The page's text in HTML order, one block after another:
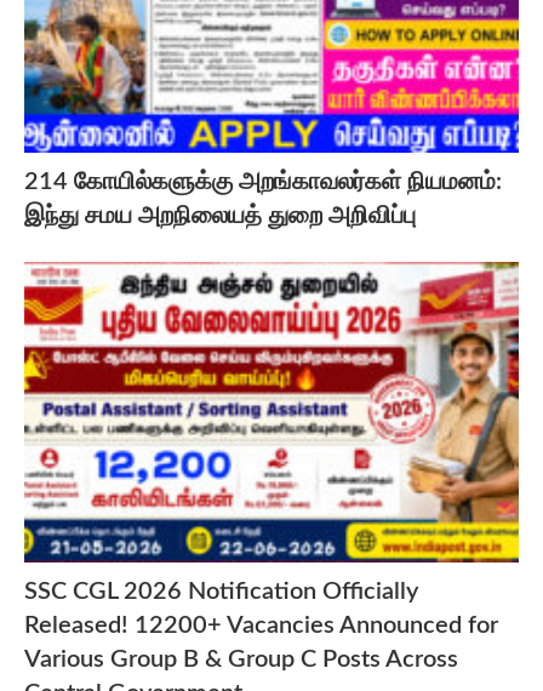
214 கோயில்களுக்கு அறங்காவலர்கள் நியமனம்:
இந்து சமய அறநிலையத் துறை அறிவிப்பு
SSC CGL 2026 Notification Officially
Released! 12200+ Vacancies Announced for
Various Group B & Group C Posts Across